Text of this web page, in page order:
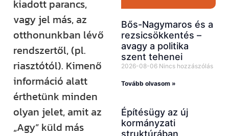
kiadott parancs,
vagy jel más, az
otthonunkban lévő
rendszertől, (pl.
riasztótól). Kimenő
információ alatt
érthetünk minden
olyan jelet, amit az
„Agy” küld más
Bős-Nagymaros és a
rezsicsökkentés –
avagy a politika
szent tehenei
2026-08-06 Nincs hozzászólás
Tovább olvasom »
Építésügy az új
kormányzati
struktúrában